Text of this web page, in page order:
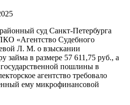
суд Санкт-Петербурга
«Агентство Судебного
Л. М. о взыскании
займа в размере 57 611,75 руб., а
пошлины в
агентство требовало
ему микрофинансовой